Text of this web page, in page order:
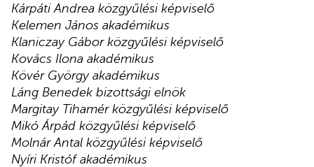
Kárpáti Andrea közgyűlési képviselő
Kelemen János akadémikus
Klaniczay Gábor közgyűlési képviselő
Kovács Ilona akadémikus
Kövér György akadémikus
Láng Benedek bizottsági elnök
Margitay Tihamér közgyűlési képviselő
Mikó Árpád közgyűlési képviselő
Molnár Antal közgyűlési képviselő
Nyíri Kristóf akadémikus